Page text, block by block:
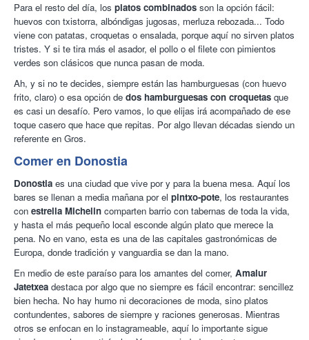
Para el resto del día, los platos combinados son la opción fácil:
huevos con txistorra, albóndigas jugosas, merluza rebozada... Todo
viene con patatas, croquetas o ensalada, porque aquí no sirven platos
tristes. Y si te tira más el asador, el pollo o el filete con pimientos
verdes son clásicos que nunca pasan de moda.
Ah, y si no te decides, siempre están las hamburguesas (con huevo
frito, claro) o esa opción de dos hamburguesas con croquetas que
es casi un desafío. Pero vamos, lo que elijas irá acompañado de ese
toque casero que hace que repitas. Por algo llevan décadas siendo un
referente en Gros.
Comer en Donostia
Donostia es una ciudad que vive por y para la buena mesa. Aquí los
bares se llenan a media mañana por el pintxo-pote, los restaurantes
con estrella Michelin comparten barrio con tabernas de toda la vida,
y hasta el más pequeño local esconde algún plato que merece la
pena. No en vano, esta es una de las capitales gastronómicas de
Europa, donde tradición y vanguardia se dan la mano.
En medio de este paraíso para los amantes del comer, Amalur
Jatetxea destaca por algo que no siempre es fácil encontrar: sencillez
bien hecha. No hay humo ni decoraciones de moda, sino platos
contundentes, sabores de siempre y raciones generosas. Mientras
otros se enfocan en lo instagrameable, aquí lo importante sigue